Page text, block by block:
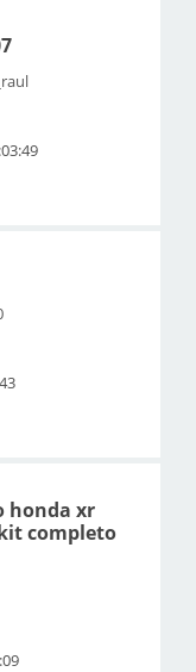
honda xr
completo